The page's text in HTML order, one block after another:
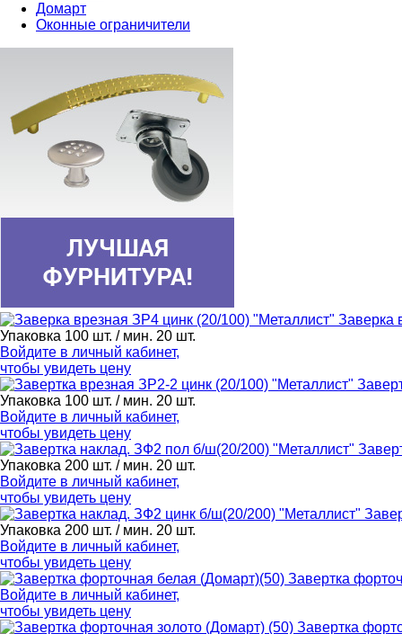
Домарт
Оконные ограничители
Заверка
Упаковка 100 шт. / мин. 20 шт.
Войдите в личный кабинет,
чтобы увидеть цену
Упаковка 100 шт. / мин. 20 шт.
Войдите в личный кабинет,
чтобы увидеть цену
Упаковка 200 шт. / мин. 20 шт.
Войдите в личный кабинет,
чтобы увидеть цену
Упаковка 200 шт. / мин. 20 шт.
Войдите в личный кабинет,
чтобы увидеть цену
Завертка
Войдите в личный кабинет,
чтобы увидеть цену
Завертка